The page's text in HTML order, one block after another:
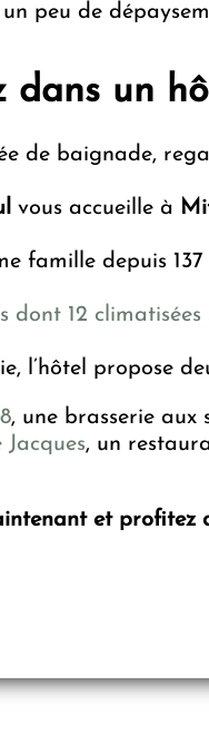
peu de
dans un
de baignade,
vous accueille à
famille depuis
dont 12 climatisées
l’hôtel propose
, une brasserie aux
, un
et profitez